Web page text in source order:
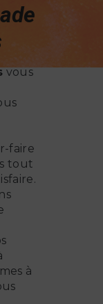
vous
faire
tout
à